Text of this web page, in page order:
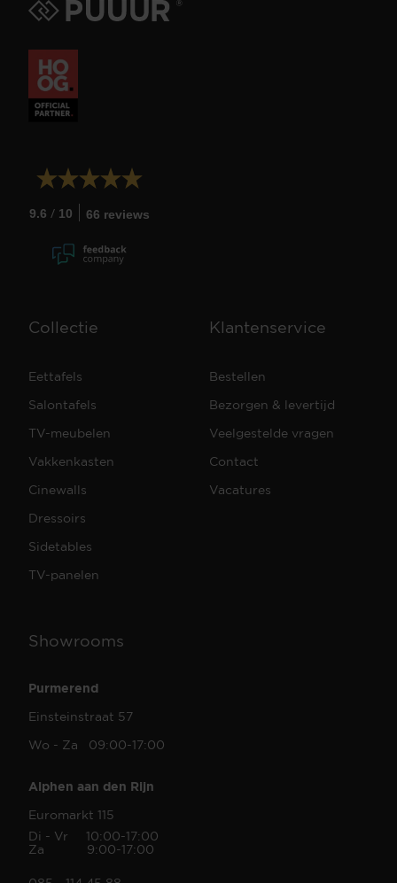
9.6 / 10 66 reviews
Collectie
Eettafels
Salontafels
TV-meubelen
Vakkenkasten
Cinewalls
Dressoirs
Sidetables
TV-panelen
Klantenservice
Bestellen
Bezorgen & levertijd
Veelgestelde vragen
Contact
Vacatures
Showrooms
Purmerend
Einsteinstraat 57
Wo - Za 09:00-17:00
Alphen aan den Rijn
Euromarkt 115
Di - Vr 10:00-17:00
Za 9:00-17:00